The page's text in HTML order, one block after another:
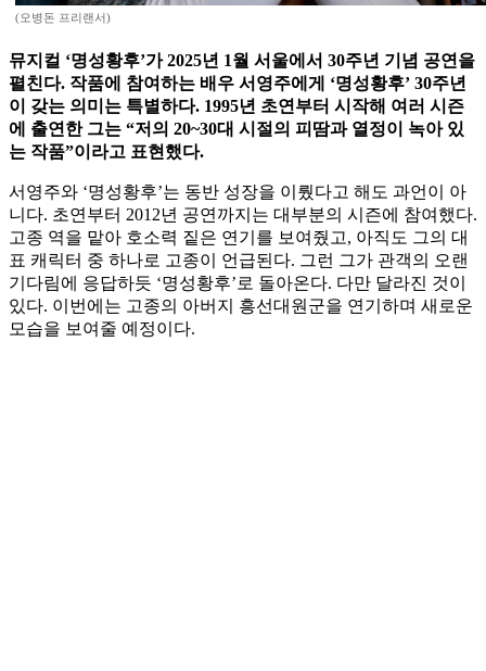
(오병돈 프리랜서)
뮤지컬 ‘명성황후’가 2025년 1월 서울에서 30주년 기념 공연을
펼친다. 작품에 참여하는 배우 서영주에게 ‘명성황후’ 30주년
이 갖는 의미는 특별하다. 1995년 초연부터 시작해 여러 시즌
에 출연한 그는 “저의 20~30대 시절의 피땀과 열정이 녹아 있
는 작품”이라고 표현했다.
서영주와 ‘명성황후’는 동반 성장을 이뤘다고 해도 과언이 아
니다. 초연부터 2012년 공연까지는 대부분의 시즌에 참여했다.
고종 역을 맡아 호소력 짙은 연기를 보여줬고, 아직도 그의 대
표 캐릭터 중 하나로 고종이 언급된다. 그런 그가 관객의 오랜
기다림에 응답하듯 ‘명성황후’로 돌아온다. 다만 달라진 것이
있다. 이번에는 고종의 아버지 흥선대원군을 연기하며 새로운
모습을 보여줄 예정이다.